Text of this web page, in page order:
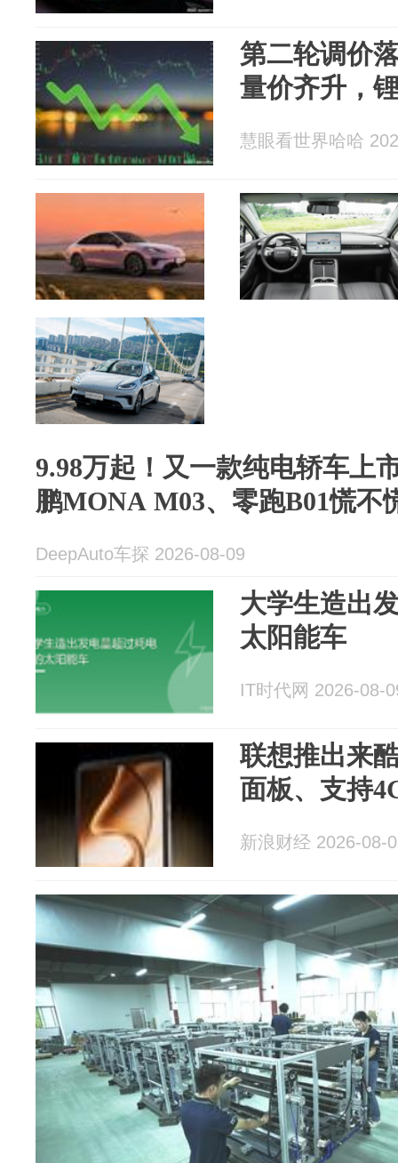
第二轮调价
量价齐升，
慧眼看世界哈哈
9.98万起！又一款纯电轿车上
鹏MONA M03、零跑B01慌不
DeepAuto车探 2026-08-09
大学生造出
太阳能车
IT时代网 2026-08-
联想推出来
面板、支持
新浪财经 2026-08-